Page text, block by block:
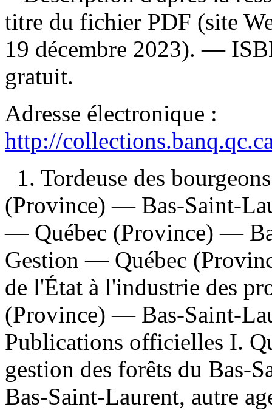
titre du fichier PDF (site
19 décembre 2023). —
gratuit.
Adresse électronique :
http://
1. Tordeuse des
(Province) — Bas-Saint-
— Québec (Province) —
Gestion — Québec
de l'État à l'industrie des
(Province) — Bas-Saint-
Publications officielles I.
gestion des forêts du Bas-
Bas-Saint-Laurent, autre